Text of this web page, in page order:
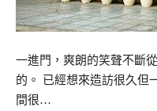
一進門，爽朗的笑聲不斷
的。 已經想來造訪很久但
間很…